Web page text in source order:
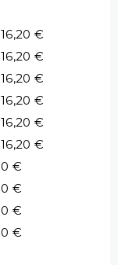
16,20 €
16,20 €
16,20 €
16,20 €
16,20 €
16,20 €
0 €
0 €
0 €
0 €